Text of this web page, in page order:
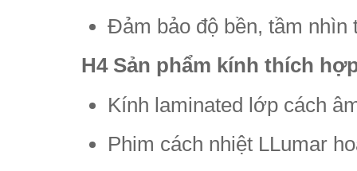
Đảm bảo độ bền, tầm nhìn
H4 Sản phẩm kính thích
Kính laminated lớp cách
Phim cách nhiệt LLumar